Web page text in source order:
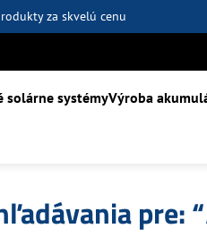
za skvelú cenu
solárne systémyVýroba
pre: “